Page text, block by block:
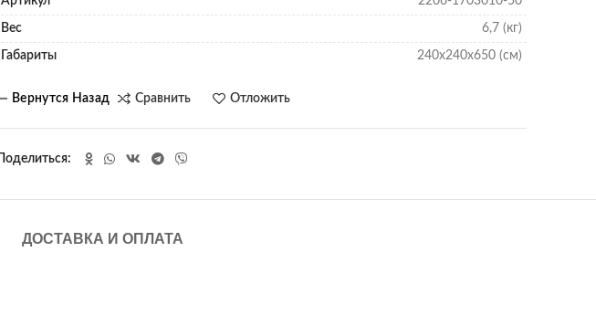
Вес 6,7 (кг)
Габариты 240х240х650 (см)
Сравнить Отложить
Поделиться
ДОСТАВКА И ОПЛАТА